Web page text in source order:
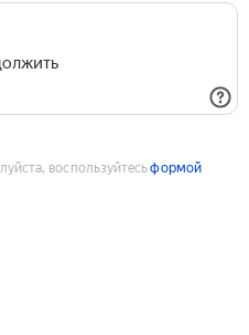
воспользуйтесьформой